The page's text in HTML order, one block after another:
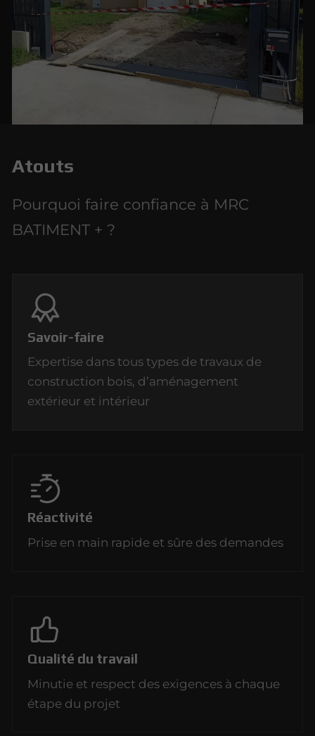
Atouts
Pourquoi faire confiance à MRC
BATIMENT + ?
Savoir-faire
Expertise dans tous types de travaux de
construction bois, d’aménagement
extérieur et intérieur
Réactivité
Prise en main rapide et sûre des demandes
Qualité du travail
Minutie et respect des exigences à chaque
étape du projet